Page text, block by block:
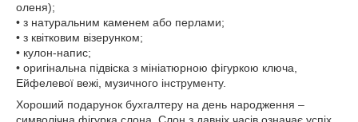
оленя);
• з натуральним каменем або перлами;
• з квітковим візерунком;
• кулон-напис;
• оригінальна підвіска з мініатюрною фігуркою ключа,
Ейфелевої вежі, музичного інструменту.
Хороший подарунок бухгалтеру на день народження –